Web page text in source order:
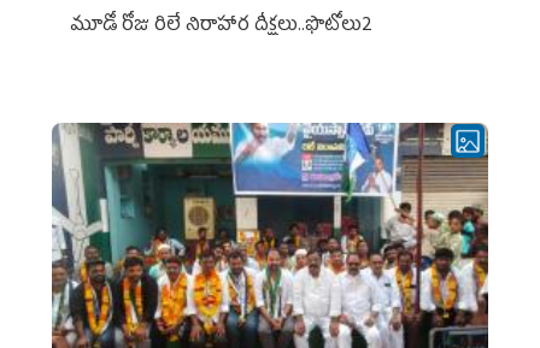
మూడో రోజు రిలే నిరాహార దీక్షలు..ఫొటోలు2